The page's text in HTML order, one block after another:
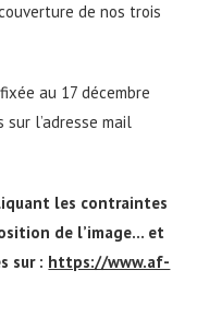
de nos trois
au 17 décembre
sur l’adresse mail
les contraintes
de l’image… et
sur : https://www.af-